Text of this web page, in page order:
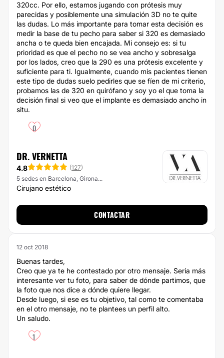
320cc. Por ello, estamos jugando con prótesis muy
parecidas y posiblemente una simulación 3D no te quite
las dudas. Lo más importante para tomar esta decisión es
medir la base de tu pecho para saber si 320 es demasiado
ancha o te queda bien encajada. Mi consejo es: si tu
prioridad es que el pecho no se vea ancho y sobresalga
por los lados, creo que la 290 es una prótesis excelente y
suficiente para ti. Igualmente, cuando mis pacientes tienen
este tipo de dudas suelo pedirles que se fíen de mi criterio,
probamos las de 320 en quirófano y soy yo el que toma la
decisión final si veo que el implante es demasiado ancho in
situ.
0
DR. VERNETTA
4.8 (127)
5 sedes en Barcelona, Girona...
Cirujano estético
CONTACTAR
12 oct 2018
Buenas tardes,
Creo que ya te he contestado por otro mensaje. Sería más
interesante ver tu foto, para saber de dónde partimos, que
la foto que nos dice a dónde quiere llegar.
Desde luego, si ese es tu objetivo, tal como te comentaba
en el otro mensaje, no te plantees un perfil alto.
Un saludo.
1